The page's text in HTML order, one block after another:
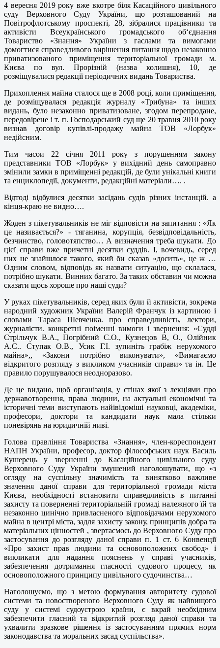
4 вересня 2019 року вже вкотре біля Касаційного цивільного
суду Верховного Суду України, що розташований на
Повітрофлотському проспекті, 28, зібралися працівники та
активісти Всеукраїнського громадського об‘єднання
Товариство «Знання» України з гаслами та вимогами
домогтися справедливого вирішення питання щодо незаконно
приватизованого приміщення територіальної громади м.
Києва по вул. Прорізній (назва колишня), 10, де
розміщувалися редакції періодичних видань Товариства.
Прихоплення майна сталося ще в 2008 році, коли приміщення,
де розміщувалася редакція журналу «Трибуна» та інших
видань, було незаконно приватизоване, згодом перепродане,
передовірене і т. п. Господарський суд ще 20 травня 2010 року
визнав договір купівлі-продажу майна ТОВ «Лорбук»
недійсним.
Тим часои 22 січня 2011 року з порушенням закону
представники ТОВ «Лорбук» у вихідний день самоправно
змінили замки в приміщенні редакцій, де були унікальні книги
та енциклопедії, документи, редакційні матеріали…. .
Відтоді відбулися десятки засідань судів різних інстанцій. а
кінця-краю не видно….
Жоден з пікетувальників не міг відповісти на запитання : «Як
це називається?» - тяганина, корупція, безвідповідальність,
безчинство, головотяпство… А визначення треба шукати. До
цієї справи вже причетні десятки суддів. І, вочевидь, серед
них не знайшлося такого, який би сказав «досить», це ж …
Одним словом, відповідь як назвати ситуацію, що склалася,
потрібно шукати. Винних багато. За таких обставин чи можна
сказати щось хороше про наші суди?
У руках пікетувальників, серед яких були й активісти, зокрема
народний художник України Валерій Франчук із картиною і
словами Тараса Шевченка. про справедливість, лектори,
журналісти. конкретні поіменні вимоги і звернення: «Судді
Стрільчук В.А., Погрібний С.О., Кузнецов В, О., Олійник
А.С.. Ступак О.В., Усик Г.І. зупиніть грабіж нерухомого
майна»,, «Закони потрібно виконувати», «Вимагаємо
відкритого розгляду з викликом учасників справи» та ін. Це
правило порушувалося неодноразово.
Де це видано, щоб організація, у стінах якої з лекціями про
державотворення, права людини, на актуальні економічні та
історичні теми виступають найівідоміші науковці, академіки,
професори, доктори та кандидати наук мала стільки
поневірянь на юридичній ниві.
Голова правління Товариства «Знання», член-кореспондент
НАПН України, професор, доктор філософських наук Василь
Кушерець у зверненні до Касаційного цивільного суду
Верховного Суду України змушений наголошувати, що «з
огляду на суспільну значимість та винятково важливе
значення даної справи для територіальної громади міста
Києва, необхідності встановити справедливість в питанні
захисту та поверненні територіальній громаді належного їй та
незаконно цинічно привласненого відповідачами нерухомого
майна в центрі міста, задля захисту закону, принципів добра та
матеріальних цінностей , звертаємось до Верховного Суду про
застосування до розгляду даної справи п. 1 ст. 6 Конвенції
«Про захист прав людини та основоположних свобод» і
викликати для надання пояснень у справі учасників,
забезпечення дотримання гласності судового процесу, як
основоположного принципу цивільного судочинства…
Наголошуємо, що з метою формування авторитету судової
системи та новоствореного Верховного Суду як найвищого
суду у системі судоустрою країни, є вкрай необхідним
забезпечити гласний та відкритий розгляд даної справи та
ухвалити зразкове рішення із застосуванням прямих норм
законодавства та моральних засад суспільства».